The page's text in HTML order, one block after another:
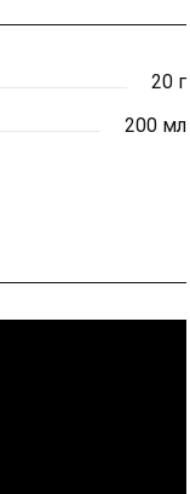
20 г
200 мл